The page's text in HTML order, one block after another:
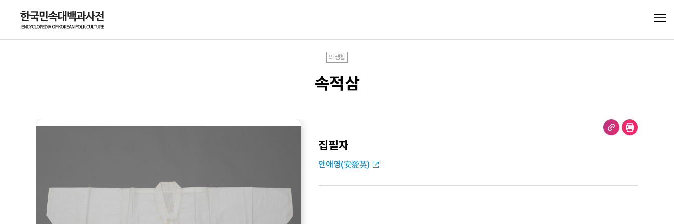
의생활
속적삼
집필자
안애영(安愛英)